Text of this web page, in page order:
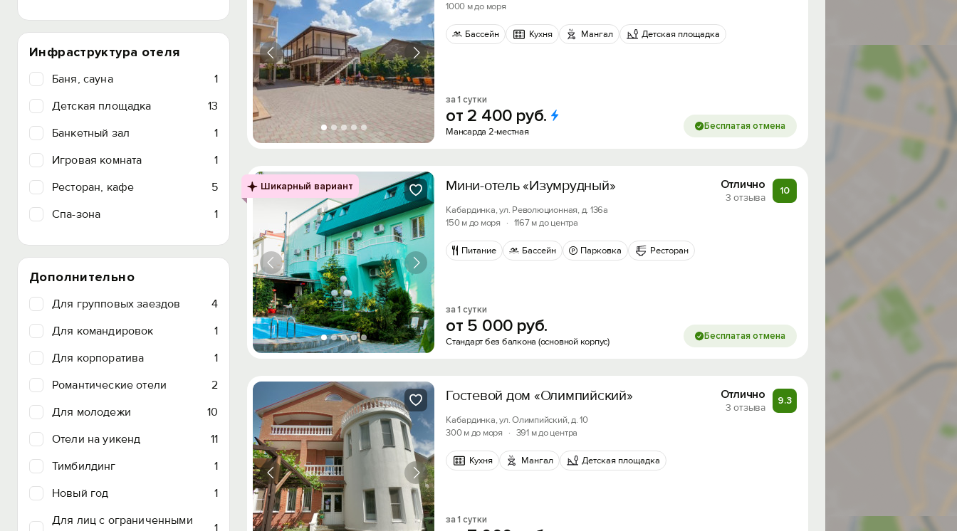
Инфраструктура отеля
Баня, сауна
1
Детская площадка
13
Банкетный зал
1
Игровая комната
1
Ресторан, кафе
5
Спа-зона
1
Дополнительно
Для групповых заездов
4
Для командировок
1
Для корпоратива
1
Романтические отели
2
Для молодежи
10
Отели на уикенд
11
Тимбилдинг
1
Новый год
1
Для лиц с ограниченными
1
1000 м до моря
Бассейн Кухня Мангал Детская площадка
за 1 сутки
от 2 400 руб.
Мансарда 2-местная Бесплатая отмена
Шикарный вариант Мини-отель «Изумрудный» Отлично
3 отзыва
10
Кабардинка, ул. Революционная, д. 136а
150 м до моря
· 1167 м до центра
Питание Бассейн Парковка Ресторан
за 1 сутки
от 5 000 руб.
Стандарт без балкона (основной корпус) Бесплатая отмена
Гостевой дом «Олимпийский» Отлично
3 отзыва
9.3
Кабардинка, ул. Олимпийский, д. 10
300 м до моря
· 391 м до центра
Кухня Мангал Детская площадка
за 1 сутки